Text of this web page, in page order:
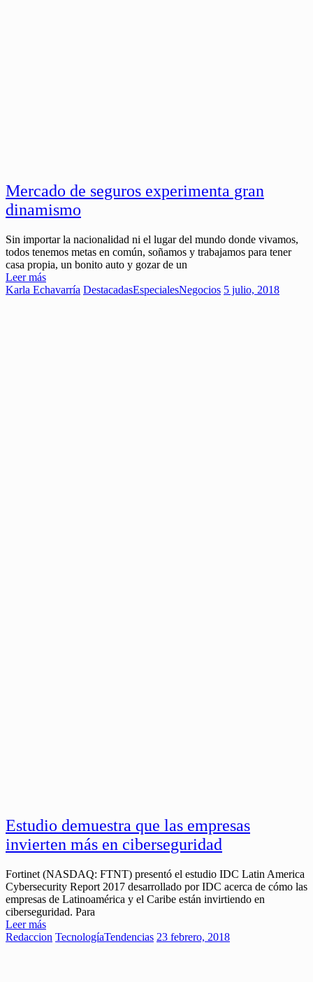
Mercado de seguros experimenta gran
dinamismo
Sin importar la nacionalidad ni el lugar del mundo donde vivamos,
todos tenemos metas en común, soñamos y trabajamos para tener
casa propia, un bonito auto y gozar de un
Leer más
Karla Echavarría DestacadasEspecialesNegocios 5 julio, 2018
Estudio demuestra que las empresas
invierten más en ciberseguridad
Fortinet (NASDAQ: FTNT) presentó el estudio IDC Latin America
Cybersecurity Report 2017 desarrollado por IDC acerca de cómo las
empresas de Latinoamérica y el Caribe están invirtiendo en
ciberseguridad. Para
Leer más
Redaccion TecnologíaTendencias 23 febrero, 2018